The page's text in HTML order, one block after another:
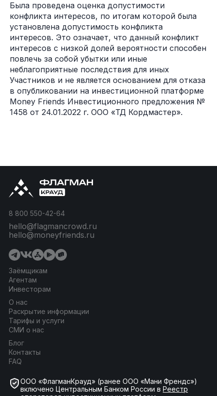
Была проведена оценка допустимости
конфликта интересов, по итогам которой была
установлена допустимость конфликта
интересов. Это означает, что данный конфликт
интересов с низкой долей вероятности способен
повлечь за собой убытки или иные
неблагоприятные последствия для иных
Участников и не является основанием для отказа
в опубликовании на инвестиционной платформе
Money Friends Инвестиционного предложения №
1458 от 24.01.2022 г. ООО «ТД Кордмастер».
Заёмщикам
Агентам
Инвесторам
О нас
Раскрытие информации
Тарифы и услуги
СМИ о нас
Блог
Контакты
FAQ
8 800 550-42-64
hello@flagmancrowd.ru
hello@moneyfriends.ru
ООО «ФлагманКрауд» (ранее ООО «Мани Френдс»)
включено Центральным Банком России в Реестр